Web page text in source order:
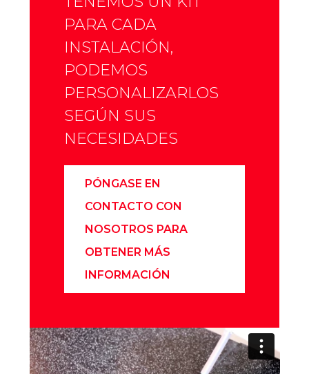
PARA CADA
INSTALACIÓN,
PODEMOS
PERSONALIZARLOS
SEGÚN SUS
NECESIDADES
PÓNGASE EN
CONTACTO CON
NOSOTROS PARA
OBTENER MÁS
INFORMACIÓN